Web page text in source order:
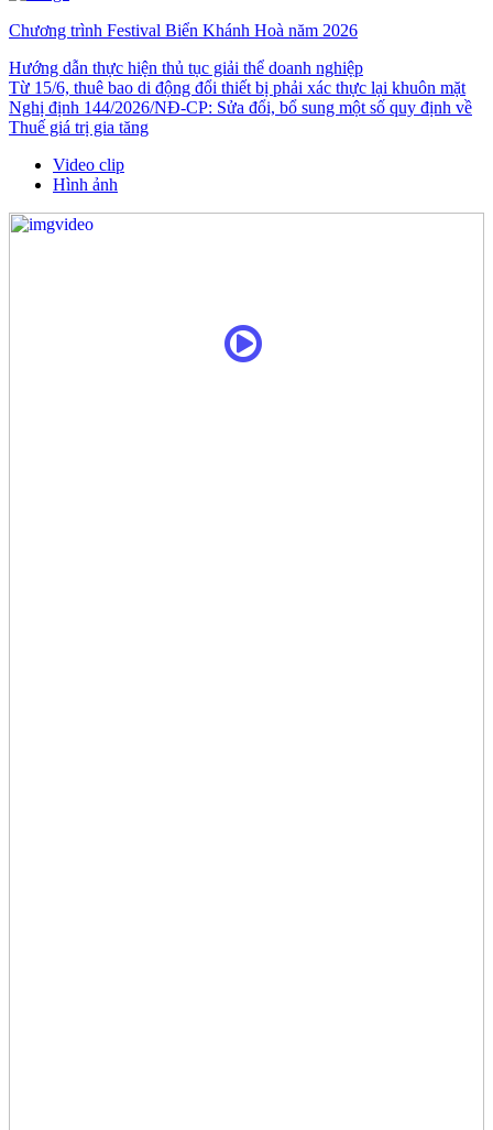
Chương trình Festival Biển Khánh Hoà năm 2026
Hướng dẫn thực hiện thủ tục giải thể doanh nghiệp
Từ 15/6, thuê bao di động đổi thiết bị phải xác thực lại khuôn mặt
Nghị định 144/2026/NĐ-CP: Sửa đổi, bổ sung một số quy định về
Thuế giá trị gia tăng
Video clip
Hình ảnh